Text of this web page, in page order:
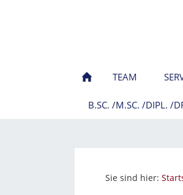
TEAM
B.SC. /M.SC. /DIPL. /
Sie sind hier: